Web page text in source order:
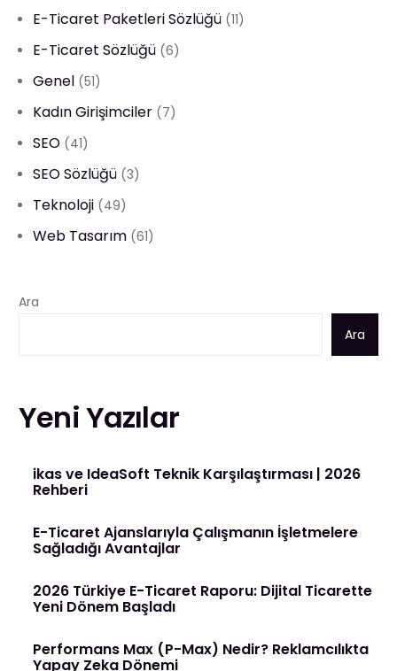
E-Ticaret Paketleri Sözlüğü (11)
E-Ticaret Sözlüğü (6)
Genel (51)
Kadın Girişimciler (7)
SEO (41)
SEO Sözlüğü (3)
Teknoloji (49)
Web Tasarım (61)
Ara
Ara
Yeni Yazılar
ikas ve IdeaSoft Teknik Karşılaştırması | 2026
Rehberi
E-Ticaret Ajanslarıyla Çalışmanın İşletmelere
Sağladığı Avantajlar
2026 Türkiye E-Ticaret Raporu: Dijital Ticarette
Yeni Dönem Başladı
Performans Max (P-Max) Nedir? Reklamcılıkta
Yapay Zeka Dönemi